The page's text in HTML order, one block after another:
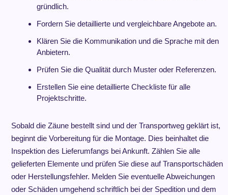
gründlich.
Fordern Sie detaillierte und vergleichbare Angebote an.
Klären Sie die Kommunikation und die Sprache mit den
Anbietern.
Prüfen Sie die Qualität durch Muster oder Referenzen.
Erstellen Sie eine detaillierte Checkliste für alle
Projektschritte.
Sobald die Zäune bestellt sind und der Transportweg geklärt ist,
beginnt die Vorbereitung für die Montage. Dies beinhaltet die
Inspektion des Lieferumfangs bei Ankunft. Zählen Sie alle
gelieferten Elemente und prüfen Sie diese auf Transportschäden
oder Herstellungsfehler. Melden Sie eventuelle Abweichungen
oder Schäden umgehend schriftlich bei der Spedition und dem